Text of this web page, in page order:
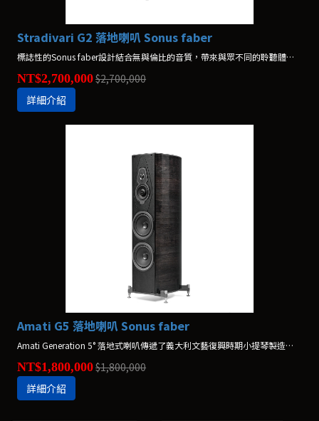
Stradivari G2 落地喇叭 Sonus faber
標誌性的Sonus faber設計結合無與倫比的音質，帶來與眾不同的聆聽體驗。
NT$2,700,000$2,700,000
詳細介紹
Amati G5 落地喇叭 Sonus faber
Amati Generation 5° 落地式喇叭傳遞了義大利文藝復興時期小提琴製造商Nicolo Amati的遠見才華，他深諳藝術表現形式和音樂功能之間的連結。新技術以令人驚嘆的細節傳達平衡的聲音，與Amati的高雅外型設計相互匹配。
NT$1,800,000$1,800,000
詳細介紹